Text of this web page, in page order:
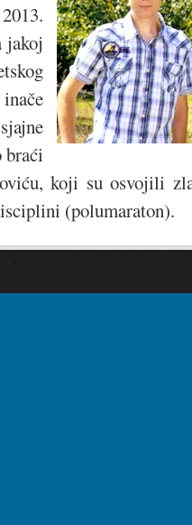
jakoj
braći
koji su osvojili
(polumaraton).